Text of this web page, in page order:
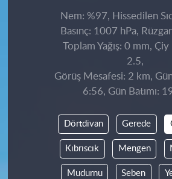
Nem: %97, Hissedilen
Basınç: 1007 hPa,
Toplam Yağış: 0 mm, Çiy
2.5,
Görüş Mesafesi: 2 km,
6:56, Gün Batımı:
Dörtdivan Gerede
Kıbrıscık Mengen
Mudurnu Seben